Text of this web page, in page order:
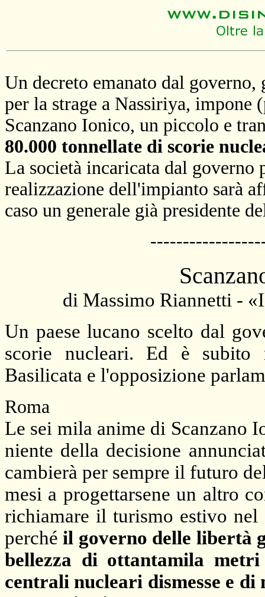
Un decreto emanato dal
per la strage a Nassiriya, impone
Scanzano Ionico, un piccolo e
80.000 tonnellate di scorie
La società incaricata dal governo
realizzazione dell'impianto sarà
caso un generale già presidente
di Massimo Riannetti -
Un paese lucano scelto dal
scorie nucleari. Ed è subito
Basilicata e l'opposizione
Roma
Le sei mila anime di Scanzano
niente della decisione
cambierà per sempre il futuro
mesi a progettarsene un altro
richiamare il turismo estivo nel
perchéil governo delle libertà
bellezza di ottantamila
centrali nucleari dismesse e